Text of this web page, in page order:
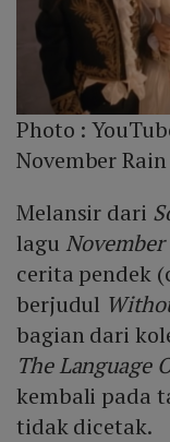
Photo :
November Rain
Melansir dari
lagu
cerita pendek
berjudul
bagian dari
The Language
kembali pada
tidak dicetak.